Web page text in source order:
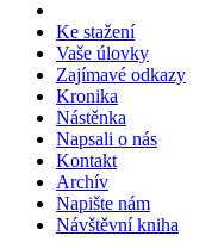
Ke stažení
Vaše úlovky
Zajímavé odkazy
Kronika
Nástěnka
Napsali o nás
Kontakt
Archív
Napište nám
Návštěvní kniha